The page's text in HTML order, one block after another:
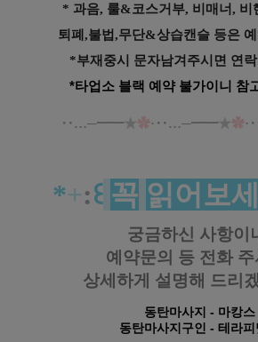
* 과음, 룰&코스거부, 비매너, 비
퇴폐,불법,무단&상습캔슬 등은
*부재중시 문자남겨주시면 연
*타업소 블랙 예약 불가이니 참
‥…─━━★✿·‥…─━━★✿
*+:꒰ 꼭 읽어보
궁금하신 사항이
예약문의 등 전화 주
상세하게 설명해 드리
동탄마사지 - 마캉스
동탄마사지구인 - 테라피